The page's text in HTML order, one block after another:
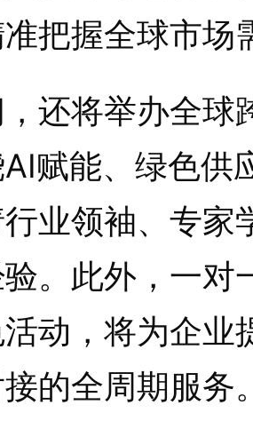
把握全球市场
还将举办全
赋能、绿色供
业领袖、专家
。此外，一对
动，将为企业
的全周期服务